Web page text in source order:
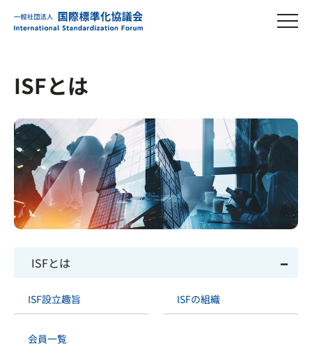
ISFとは
ISFとは
ISF設立趣旨 ISFの組織
会員一覧